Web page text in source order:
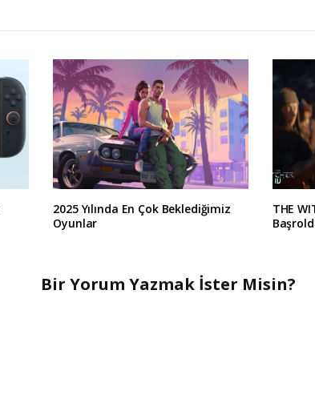
2025 Yılında En Çok Beklediğimiz
Oyunlar
THE
Bir Yorum Yazmak İster Misin?